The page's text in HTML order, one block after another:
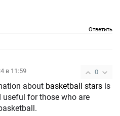
Ответить
0
в 11:59
about basketball stars is
useful for those who are